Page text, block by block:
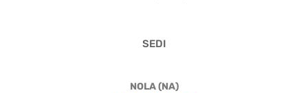
SEDI
NOLA (NA)